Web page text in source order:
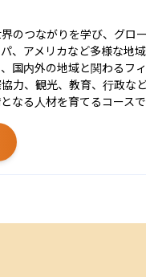
のつながりを学び、グロ
、アメリカなど多様な地
国内外の地域と関わるフ
力、観光、教育、行政な
る人材を育てるコースで